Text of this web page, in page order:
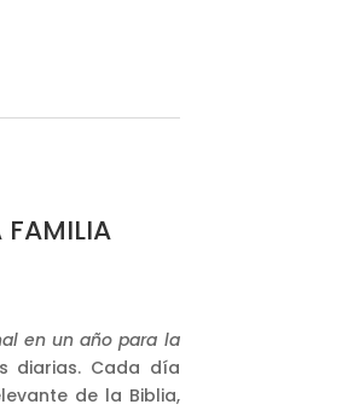
FAMILIA
en un año para la
diarias. Cada día
de la Biblia,